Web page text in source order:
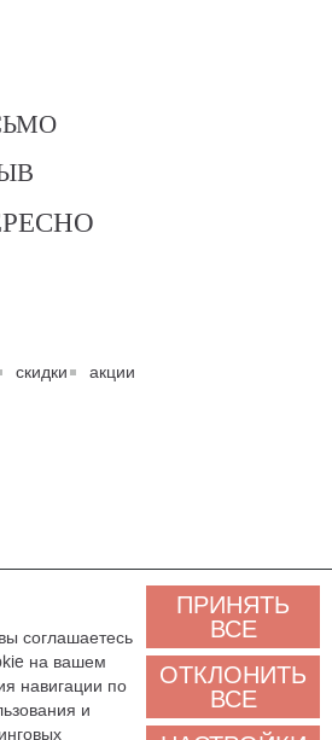
скидки акции
Законом об авторском праве действующего
Этот сайт и его контент может использоваться
для некоммерческих целей. Любая загрузка,
материалов данного сайта для некоммерческих целей
ссылкой или иным указанием на источник.
данные (cookies, IP-адрес, местоположение), чтобы
соглашаетесь
на вашем
навигации по
и
ПРИНЯТЬ
ВСЕ
ОТКЛОНИТЬ
ВСЕ